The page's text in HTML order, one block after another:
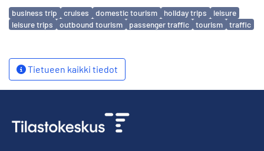
Avainsanat
business trip cruises domestic tourism holiday trips
leisure
leisure trips
outbound tourism passenger traffic tourism traffic
Tietueen kaikki tiedot